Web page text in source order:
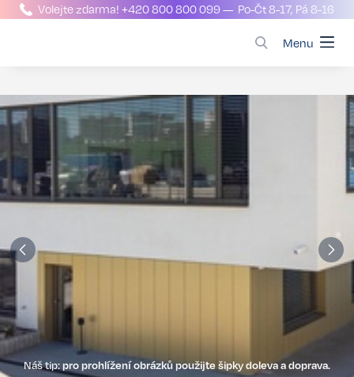
Volejte zdarma!+420 800 800 099— Po-Čt 8-17, Pá 8-16
Menu
Náš tip:pro prohlížení obrázků použijte šipky doleva a doprava.